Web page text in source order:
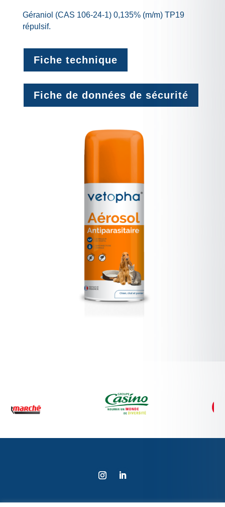
Géraniol (CAS 106-24-1) 0,135% (m/m) TP19
répulsif.
Fiche technique
Fiche de données de sécurité